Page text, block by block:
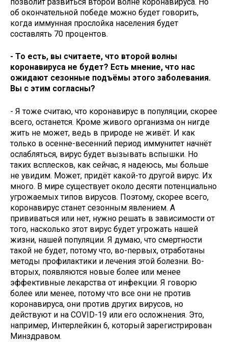
об окончательной победе можно будет говорить,
когда иммунная прослойка населения будет
составлять 70 процентов.
- То есть, вы считаете, что второй волны
коронавируса не будет? Есть мнение, что нас
ожидают сезонные подъёмы этого заболевания.
Вы с этим согласны?
- Я тоже считаю, что коронавирус в популяции, скорее
всего, останется. Кроме живого организма он нигде
жить не может, ведь в природе не живёт. И как
только в осенне-весенний период иммунитет начнёт
ослабляться, вирус будет вызывать вспышки. Но
таких всплесков, как сейчас, я надеюсь, мы больше
не увидим. Может, придёт какой-то другой вирус. Их
много. В мире существует около десяти потенциально
угрожаемых типов вирусов. Поэтому, скорее всего,
коронавирус станет сезонным явлением. А
прививаться или нет, нужно решать в зависимости от
того, насколько этот вирус будет угрожать нашей
жизни, нашей популяции. Я думаю, что смертности
такой не будет, потому что, во-первых, отработаны
методы профилактики и лечения этой болезни. Во-
вторых, появляются новые более или менее
эффективные лекарства от инфекции. Я говорю
более или менее, потому что все они не против
коронавируса, они против других вирусов, но
действуют и на COVID-19 или его осложнения. Это,
например, Интерлейкин 6, который зарегистрирован
Минздравом.